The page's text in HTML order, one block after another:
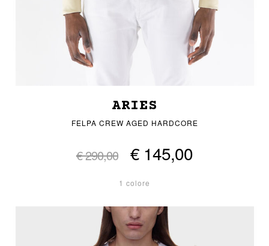
ARIES
FELPA CREW AGED HARDCORE
€ 290,00 € 145,00
1 colore